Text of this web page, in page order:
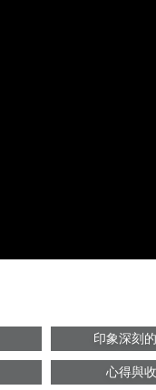
印象深刻
心得與